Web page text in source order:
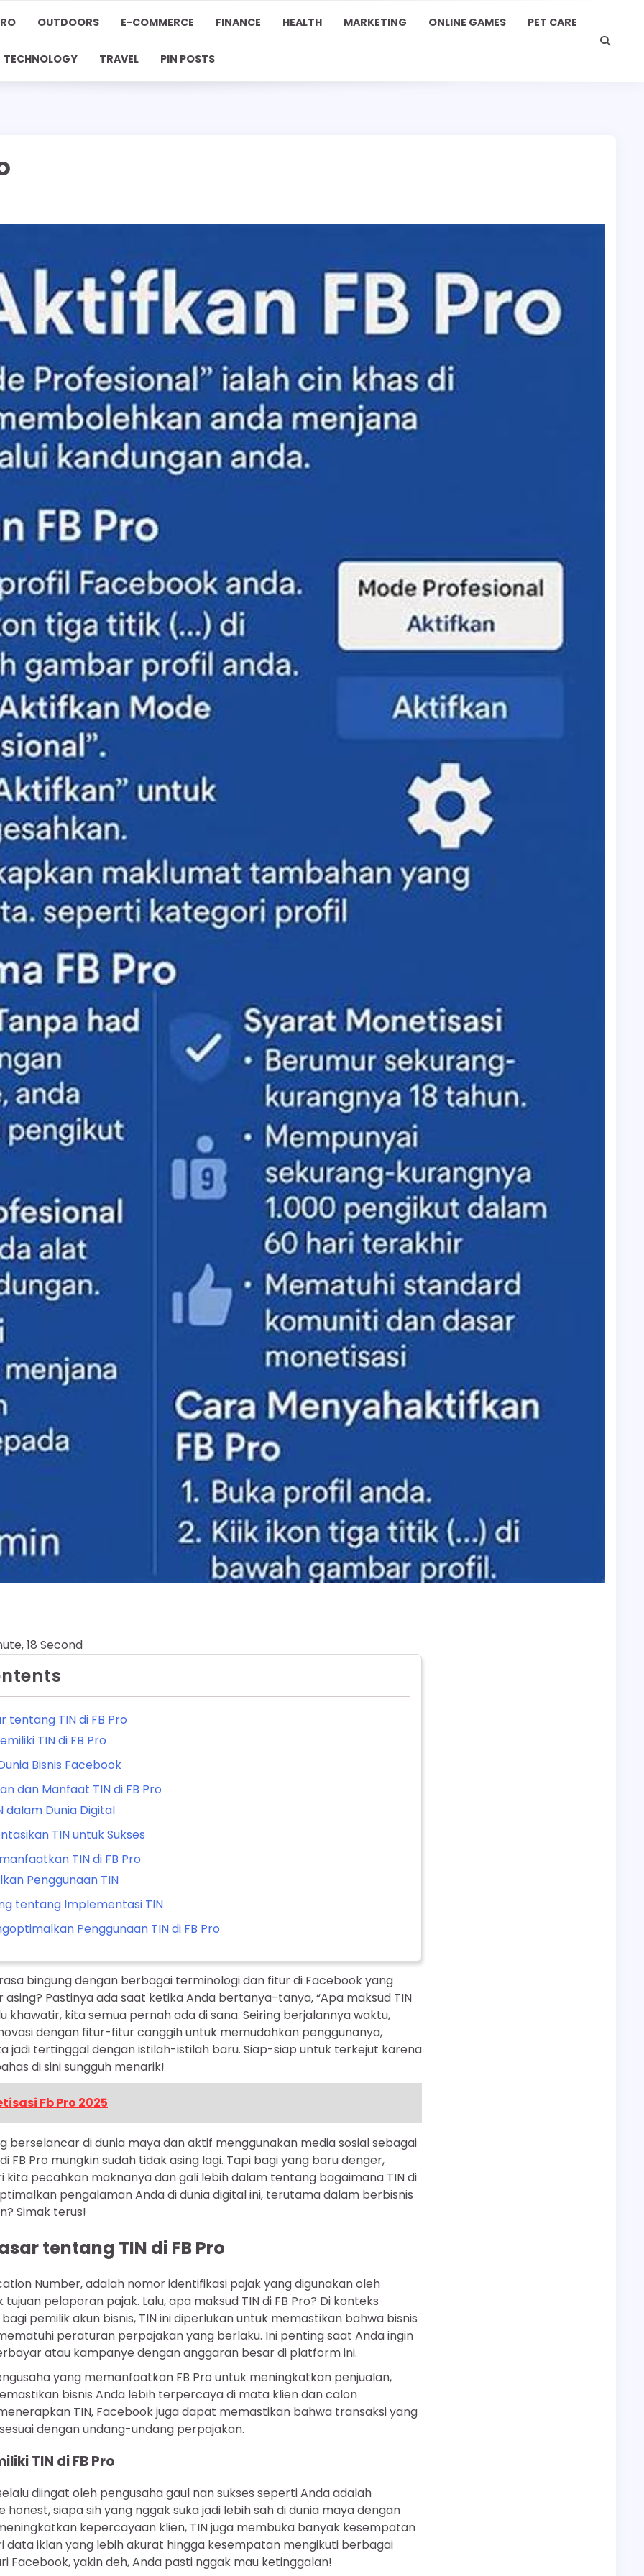
OUTDOORS E-COMMERCE FINANCE HEALTH MARKETING ONLINE GAMES PET CARE
TECHNOLOGY TRAVEL PIN POSTS
18 Second
tentang TIN di FB Pro
TIN di FB Pro
Bisnis Facebook
dan Manfaat TIN di FB Pro
dalam Dunia Digital
TIN untuk Sukses
TIN di FB Pro
Penggunaan TIN
tentang Implementasi TIN
Penggunaan TIN di FB Pro
bingung dengan berbagai terminologi dan fitur di Facebook yang
Pastinya ada saat ketika Anda bertanya-tanya, “Apa maksud TIN
khawatir, kita semua pernah ada di sana. Seiring berjalannya waktu,
dengan fitur-fitur canggih untuk memudahkan penggunanya,
jadi tertinggal dengan istilah-istilah baru. Siap-siap untuk terkejut karena
di sini sungguh menarik!
Fb Pro 2025
berselancar di dunia maya dan aktif menggunakan media sosial sebagai
FB Pro mungkin sudah tidak asing lagi. Tapi bagi yang baru denger,
kita pecahkan maknanya dan gali lebih dalam tentang bagaimana TIN di
pengalaman Anda di dunia digital ini, terutama dalam berbisnis
Simak terus!
tentang TIN di FB Pro
Number, adalah nomor identifikasi pajak yang digunakan oleh
pelaporan pajak. Lalu, apa maksud TIN di FB Pro? Di konteks
pemilik akun bisnis, TIN ini diperlukan untuk memastikan bahwa bisnis
peraturan perpajakan yang berlaku. Ini penting saat Anda ingin
atau kampanye dengan anggaran besar di platform ini.
yang memanfaatkan FB Pro untuk meningkatkan penjualan,
bisnis Anda lebih terpercaya di mata klien dan calon
TIN, Facebook juga dapat memastikan bahwa transaksi yang
dengan undang-undang perpajakan.
TIN di FB Pro
diingat oleh pengusaha gaul nan sukses seperti Anda adalah
honest, siapa sih yang nggak suka jadi lebih sah di dunia maya dengan
kepercayaan klien, TIN juga membuka banyak kesempatan
data iklan yang lebih akurat hingga kesempatan mengikuti berbagai
Facebook, yakin deh, Anda pasti nggak mau ketinggalan!